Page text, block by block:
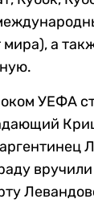
а
УЕФА